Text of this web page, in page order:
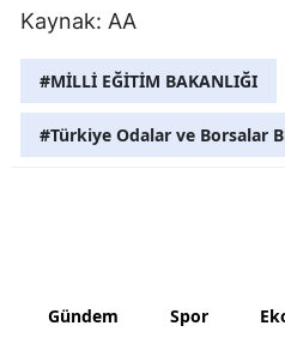
Kaynak: AA
#MİLLİ EĞİTİM BAKANLIĞI
#Türkiye Odalar ve Borsalar
Gündem Spor